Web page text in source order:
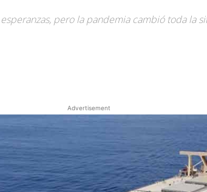
pero la pandemia cambió toda la
Advertisement